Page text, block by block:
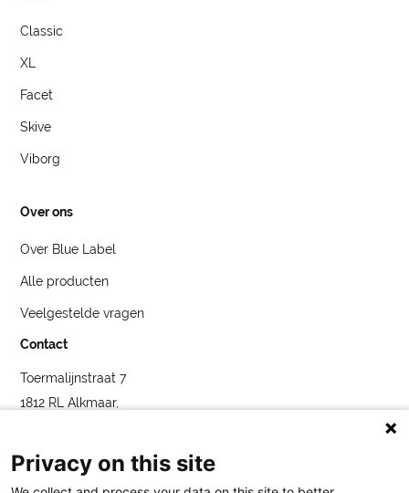
Classic
XL
Facet
Skive
Viborg
Over ons
Over Blue Label
Alle producten
Veelgestelde vragen
Contact
Toermalijnstraat 7
1812 RL Alkmaar,
service@bybluelabel.com
Privacy on this site